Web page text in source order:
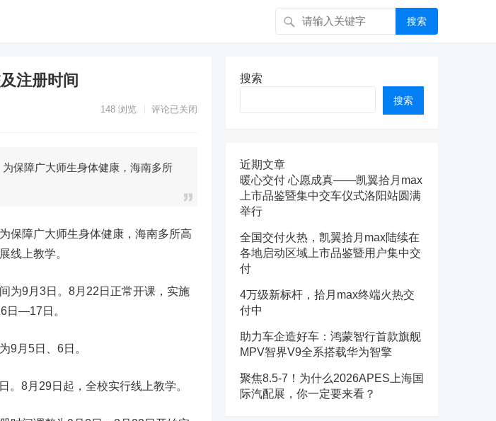
搜索
注册时间
148 浏览 评论已关闭
保障广大师生身体健康，海南多所
障广大师生身体健康，海南多所高
线上教学。
为9月3日。8月22日正常开课，实施
日—17日。
9月5日、6日。
8月29日起，全校实行线上教学。
搜索
搜索
近期文章
暖心交付 心愿成真——凯翼拾月max
上市品鉴暨集中交车仪式洛阳站圆满
举行
全国交付火热，凯翼拾月max陆续在
各地启动区域上市品鉴暨用户集中交
付
4万级新标杆，拾月max终端火热交
付中
助力车企造好车：鸿蒙智行首款旗舰
MPV智界V9全系搭载华为智擎
聚焦8.5-7！为什么2026APES上海国
际汽配展，你一定要来看？